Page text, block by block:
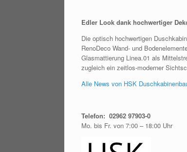
Edler Look dank hochwertiger
Die optisch hochwertigen
RenoDeco Wand- und
Glasmattierung Linea.01 als
zugleich ein zeitlos-moderner
Alle News von HSK
Telefon: 02962 97903-0
Mo. bis Fr. von 7:00 – 18:00 Uhr